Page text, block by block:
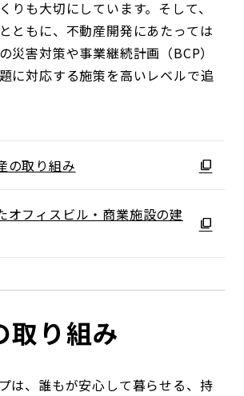
りも大切にしています。そして、
ともに、不動産開発にあたっては
災害対策や事業継続計画（BCP）
に対応する施策を高いレベルで追
の取り組み
オフィスビル・商業施設の建
取り組み
は、誰もが安心して暮らせる、持